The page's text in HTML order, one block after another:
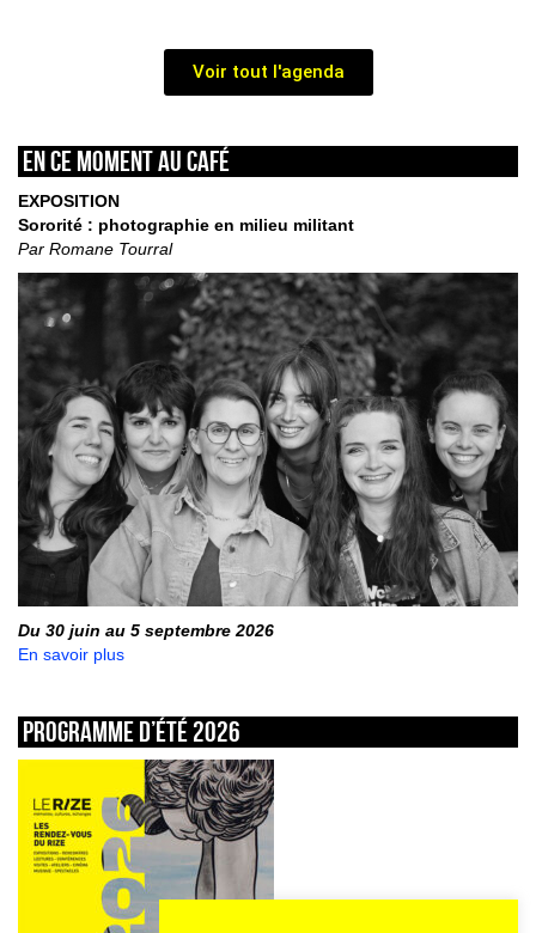
Voir tout l'agenda
En ce moment au café
EXPOSITION
Sororité : photographie en milieu militant
Par Romane Tourral
Du 30 juin au 5 septembre 2026
En savoir plus
Programme d’été 2026